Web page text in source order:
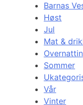
Barnas
Høst
Jul
Mat &
Sommer
Vår
Vinter